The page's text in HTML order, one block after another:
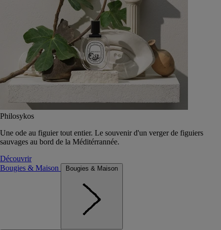
Philosykos
Une ode au figuier tout entier. Le souvenir d'un verger de figuiers
sauvages au bord de la Méditérrannée.
Découvrir
Bougies & Maison
Bougies & Maison